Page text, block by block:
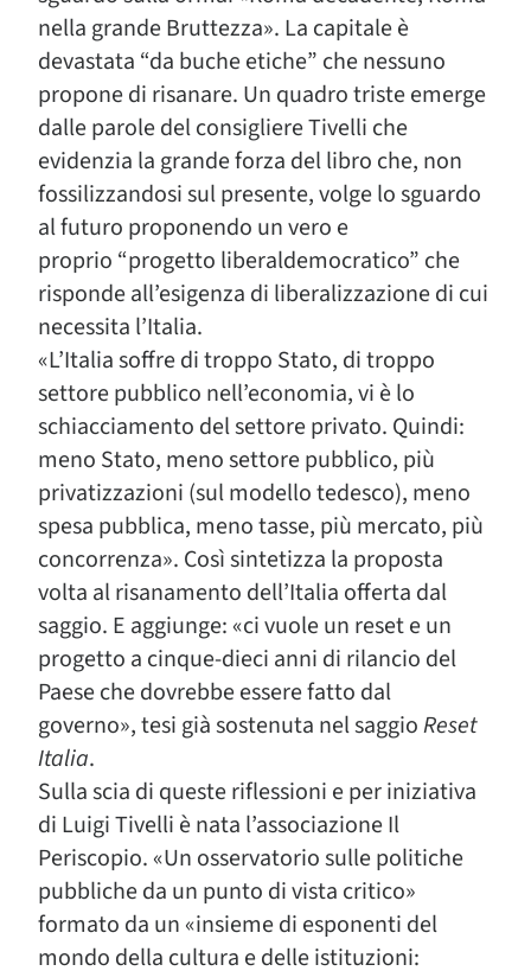
nella grande Bruttezza». La capitale è
devastata “da buche etiche” che nessuno
propone di risanare. Un quadro triste emerge
dalle parole del consigliere Tivelli che
evidenzia la grande forza del libro che, non
fossilizzandosi sul presente, volge lo sguardo
al futuro proponendo un vero e
proprio “progetto liberaldemocratico” che
risponde all’esigenza di liberalizzazione di cui
necessita l’Italia.
«L’Italia soffre di troppo Stato, di troppo
settore pubblico nell’economia, vi è lo
schiacciamento del settore privato. Quindi:
meno Stato, meno settore pubblico, più
privatizzazioni (sul modello tedesco), meno
spesa pubblica, meno tasse, più mercato, più
concorrenza». Così sintetizza la proposta
volta al risanamento dell’Italia offerta dal
saggio. E aggiunge: «ci vuole un reset e un
progetto a cinque-dieci anni di rilancio del
Paese che dovrebbe essere fatto dal
governo», tesi già sostenuta nel saggioReset
Italia.
Sulla scia di queste riflessioni e per iniziativa
di Luigi Tivelli è nata l’associazione Il
Periscopio. «Un osservatorio sulle politiche
pubbliche da un punto di vista critico»
formato da un «insieme di esponenti del
mondo della cultura e delle istituzioni: